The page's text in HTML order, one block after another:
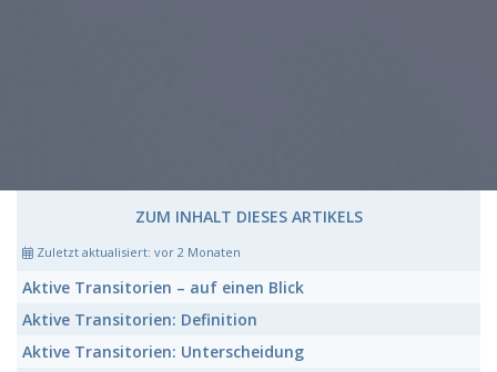
ZUM INHALT DIESES ARTIKELS
Zuletzt aktualisiert: vor 2 Monaten
Aktive Transitorien – auf einen Blick
Aktive Transitorien: Definition
Aktive Transitorien: Unterscheidung